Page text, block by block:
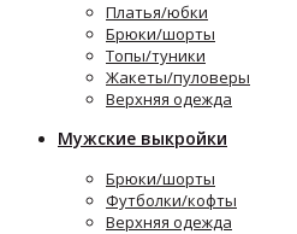
Платья/юбки
Брюки/шорты
Топы/туники
Жакеты/пуловеры
Верхняя одежда
Мужские выкройки
Брюки/шорты
Футболки/кофты
Верхняя одежда